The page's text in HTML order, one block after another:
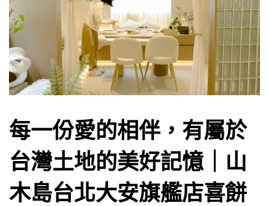
每一份愛的相伴，有屬於
台灣土地的美好記憶｜山
木島台北大安旗艦店喜餅